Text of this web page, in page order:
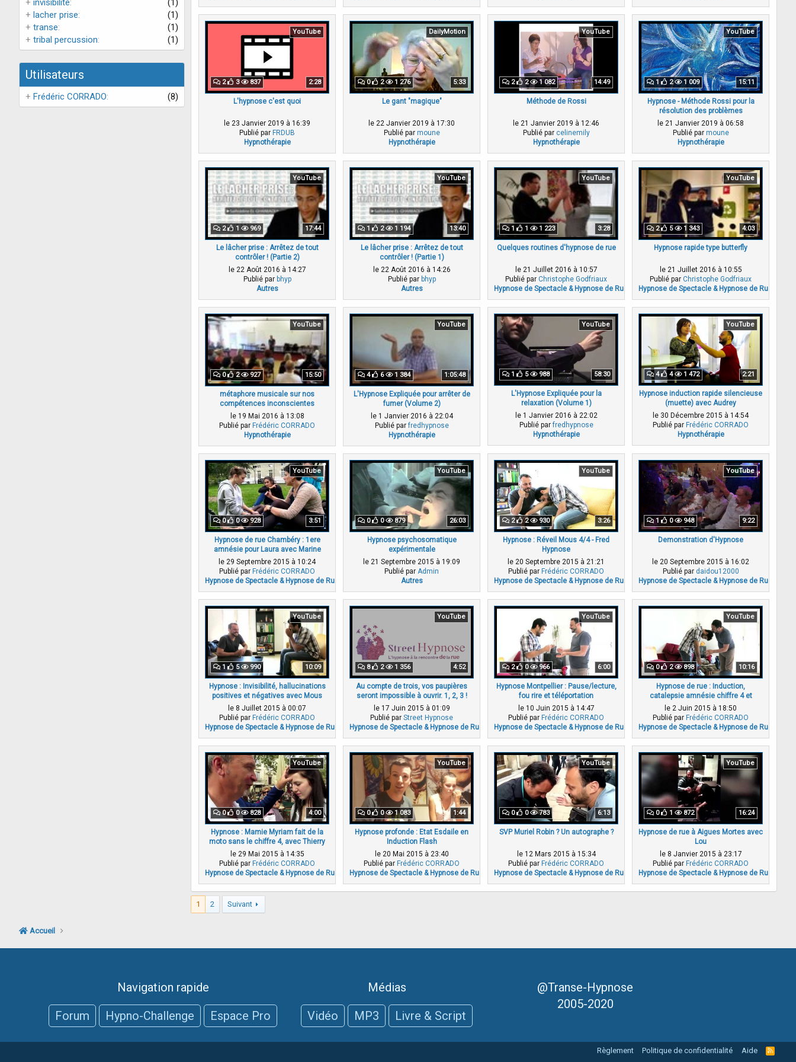
+ invisibilite
(1)
+ lacher prise
(1)
+ transe
(1)
+ tribal percussion (1)
Utilisateurs
+ Frédéric CORRADO (8)
YouTube
2 3 837 2:28
L'hypnose c'est quoi
le 23 Janvier 2019 à 16:39
Publié par FRDUB
Hypnothérapie
DailyMotion
0 2 1 276 5:33
Le gant "magique"
le 22 Janvier 2019 à 17:30
Publié par moune
Hypnothérapie
YouTube
2 2 1 082 14:49
Méthode de Rossi
le 21 Janvier 2019 à 12:46
Publié par celinemily
Hypnothérapie
YouTube
1 2 1 009 15:11
Hypnose - Méthode Rossi pour la
résolution des problèmes
le 21 Janvier 2019 à 06:58
Publié par moune
Hypnothérapie
YouTube
2 1 969 17:44
Le lâcher prise : Arrêtez de tout
contrôler ! (Partie 2)
le 22 Août 2016 à 14:27
Publié par bhyp
Autres
YouTube
1 2 1 194 13:40
Le lâcher prise : Arrêtez de tout
contrôler ! (Partie 1)
le 22 Août 2016 à 14:26
Publié par bhyp
Autres
YouTube
1 1 1 223 3:28
Quelques routines d'hypnose de rue
le 21 Juillet 2016 à 10:57
Publié par Christophe Godfriaux
Hypnose de Spectacle & Hypnose de Rue
YouTube
2 5 1 343 4:03
Hypnose rapide type butterfly
le 21 Juillet 2016 à 10:55
Publié par Christophe Godfriaux
Hypnose de Spectacle & Hypnose de Rue
YouTube
0 2 927 15:50
métaphore musicale sur nos
compétences inconscientes
le 19 Mai 2016 à 13:08
Publié par Frédéric CORRADO
Hypnothérapie
YouTube
4 6 1 384 1:05:48
L'Hypnose Expliquée pour arrêter de
fumer (Volume 2)
le 1 Janvier 2016 à 22:04
Publié parfredhypnose
Hypnothérapie
YouTube
1 5 988 58:30
L'Hypnose Expliquée pour la
relaxation (Volume 1)
le 1 Janvier 2016 à 22:02
Publié parfredhypnose
Hypnothérapie
YouTube
4 4 1 472 2:21
Hypnose induction rapide silencieuse
(muette) avec Audrey
le 30 Décembre 2015 à 14:54
Publié par Frédéric CORRADO
Hypnothérapie
YouTube
0 0 928 3:51
Hypnose de rue Chambéry : 1ere
amnésie pour Laura avec Marine
le 29 Septembre 2015 à 10:24
Publié par Frédéric CORRADO
Hypnose de Spectacle & Hypnose de Rue
YouTube
0 0 879 26:03
Hypnose psychosomatique
expérimentale
le 21 Septembre 2015 à 19:09
Publié par Admin
Autres
YouTube
2 2 930 3:26
Hypnose : Réveil Mous 4/4 - Fred
Hypnose
le 20 Septembre 2015 à 21:21
Publié par Frédéric CORRADO
Hypnose de Spectacle & Hypnose de Rue
YouTube
1 0 948 9:22
Demonstration d'Hypnose
le 20 Septembre 2015 à 16:02
Publié par daidou12000
Hypnose de Spectacle & Hypnose de Rue
YouTube
1 5 990 10:09
Hypnose : Invisibilité, hallucinations
positives et négatives avec Mous
(3/4)
le 8 Juillet 2015 à 00:07
Publié par Frédéric CORRADO
Hypnose de Spectacle & Hypnose de Rue
YouTube
8 2 1 356 4:52
Au compte de trois, vos paupières
seront impossible à ouvrir. 1, 2, 3 !
le 17 Juin 2015 à 01:09
Publié par Street Hypnose
Hypnose de Spectacle & Hypnose de Rue
YouTube
2 0 966 6:00
Hypnose Montpellier : Pause/lecture,
fou rire et téléportation
le 10 Juin 2015 à 14:47
Publié par Frédéric CORRADO
Hypnose de Spectacle & Hypnose de Rue
YouTube
0 2 898 10:16
Hypnose de rue : Induction,
catalepsie amnésie chiffre 4 et
prénom avec Mous (1/4)
le 2 Juin 2015 à 18:50
Publié par Frédéric CORRADO
Hypnose de Spectacle & Hypnose de Rue
YouTube
0 0 828 4:00
Hypnose : Mamie Myriam fait de la
moto sans le chiffre 4, avec Thierry
le 29 Mai 2015 à 14:35
Publié par Frédéric CORRADO
Hypnose de Spectacle & Hypnose de Rue
YouTube
0 0 1 083 1:44
Hypnose profonde : Etat Esdaile en
Induction Flash
le 20 Mai 2015 à 23:40
Publié par Frédéric CORRADO
Hypnose de Spectacle & Hypnose de Rue
YouTube
0 0 783 6:13
SVP Muriel Robin ? Un autographe ?
le 12 Mars 2015 à 15:34
Publié par Frédéric CORRADO
Hypnose de Spectacle & Hypnose de Rue
YouTube
0 1 872 16:24
Hypnose de rue à Aigues Mortes avec
Lou
le 8 Janvier 2015 à 23:17
Publié par Frédéric CORRADO
Hypnose de Spectacle & Hypnose de Rue
1 2 Suivant
Accueil
Navigation rapide
Forum
Hypno-Challenge Espace Pro
Médias
Vidéo
MP3 Livre & Script
@Transe-Hypnose
2005-2020
Règlement Politique de confidentialité Aide
R
S